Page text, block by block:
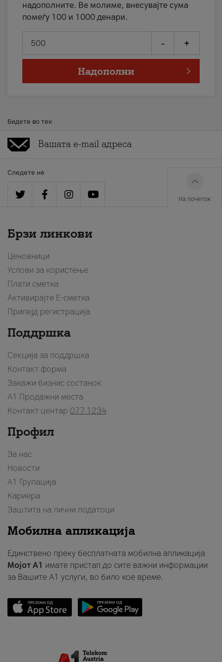
надополните. Ве молиме, внесувајте сума
помеѓу 100 и 1000 денари.
- +
Надополни
Бидете во тек
Следете нè
На почеток
Брзи линкови
Ценовници
Услови за користење
Плати сметка
Активирајте Е-сметка
Припејд регистрација
Поддршка
Секција за поддршка
Контакт форма
Закажи бизнис состанок
A1 Продажни места
Контакт центар 077 1234
Профил
За нас
Новости
А1 Групација
Кариера
Заштита на лични податоци
Мобилна апликација
Единствено преку бесплатната мобилна апликација
Мојот A1 имате пристап до сите важни информации
за Вашите A1 услуги, во било кое време.